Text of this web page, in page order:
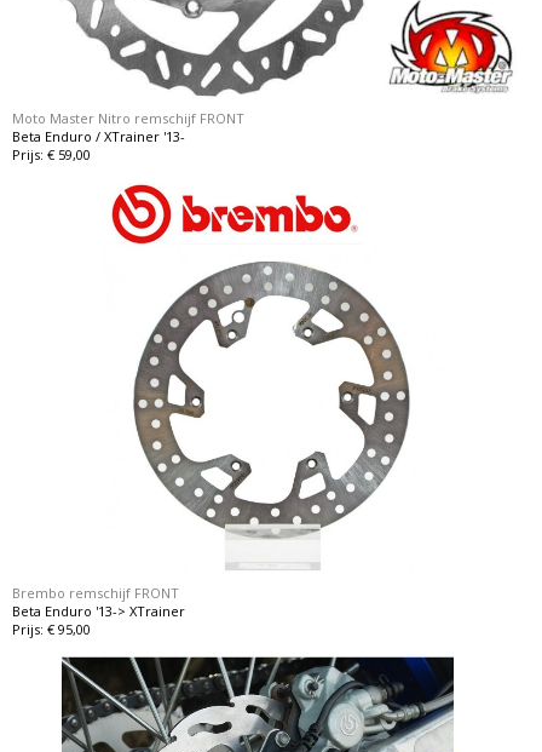
Moto Master Nitro remschijf FRONT
Beta Enduro / XTrainer '13-
Prijs: € 59,00
Brembo remschijf FRONT
Beta Enduro '13-> XTrainer
Prijs: € 95,00